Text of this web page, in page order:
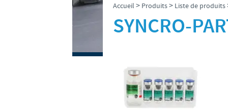
Contacts équipe Ceva
Accueil > Produits> Liste de produits
SYNCRO-